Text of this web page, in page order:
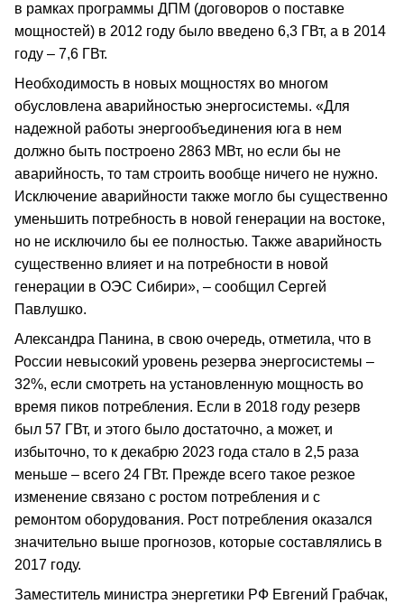
в рамках программы ДПМ (договоров о поставке
мощностей) в 2012 году было введено 6,3 ГВт, а в 2014
году – 7,6 ГВт.
Необходимость в новых мощностях во многом
обусловлена аварийностью энергосистемы. «Для
надежной работы энергообъединения юга в нем
должно быть построено 2863 МВт, но если бы не
аварийность, то там строить вообще ничего не нужно.
Исключение аварийности также могло бы существенно
уменьшить потребность в новой генерации на востоке,
но не исключило бы ее полностью. Также аварийность
существенно влияет и на потребности в новой
генерации в ОЭС Сибири», – сообщил Сергей
Павлушко.
Александра Панина, в свою очередь, отметила, что в
России невысокий уровень резерва энергосистемы –
32%, если смотреть на установленную мощность во
время пиков потребления. Если в 2018 году резерв
был 57 ГВт, и этого было достаточно, а может, и
избыточно, то к декабрю 2023 года стало в 2,5 раза
меньше – всего 24 ГВт. Прежде всего такое резкое
изменение связано с ростом потребления и с
ремонтом оборудования. Рост потребления оказался
значительно выше прогнозов, которые составлялись в
2017 году.
Заместитель министра энергетики РФ Евгений Грабчак,